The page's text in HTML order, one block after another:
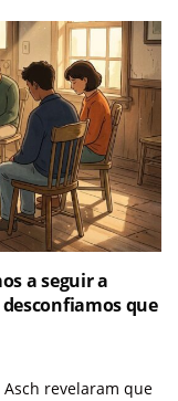
a seguir a
que
revelaram que